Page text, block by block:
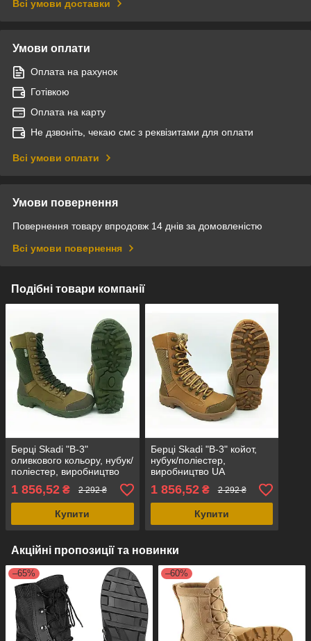
Всі умови доставки
Умови оплати
Оплата на рахунок
Готівкою
Оплата на карту
Не дзвоніть, чекаю смс з реквізитами для оплати
Всі умови оплати
Умови повернення
Повернення товару впродовж 14 днів за домовленістю
Всі умови повернення
Подібні товари компанії
Берці Skadi "B-3"
оливкового кольору, нубук/
поліестер, виробництво
UA
1 856,52 ₴ 2 292 ₴
Купити
Берці Skadi "B-3" койот,
нубук/поліестер,
виробництво UA
1 856,52₴ 2 292 ₴
Купити
Акційні пропозиції та новинки
–65% –60%